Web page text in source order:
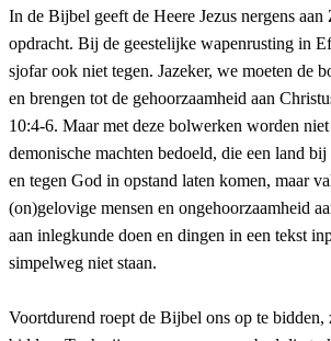
In de Bijbel geeft de Heere Jezus nergens aan
opdracht. Bij de geestelijke wapenrusting in
sjofar ook niet tegen. Jazeker, we moeten de
en brengen tot de gehoorzaamheid aan
10:4-6. Maar met deze bolwerken worden
demonische machten bedoeld, die een land
en tegen God in opstand laten komen, maar
(on)gelovige mensen en ongehoorzaamheid
aan inlegkunde doen en dingen in een tekst
simpelweg niet staan.
Voortdurend roept de Bijbel ons op te bidden,